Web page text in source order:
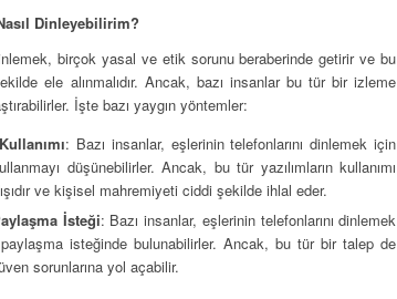
Dinleyebilirim?
birçok yasal ve etik sorunu beraberinde getirir ve bu
ele alınmalıdır. Ancak, bazı insanlar bu tür bir izleme
İşte bazı yaygın yöntemler:
: Bazı insanlar, eşlerinin telefonlarını dinlemek için
düşünebilirler. Ancak, bu tür yazılımların kullanımı
ve kişisel mahremiyeti ciddi şekilde ihlal eder.
İsteği: Bazı insanlar, eşlerinin telefonlarını dinlemek
paylaşma isteğinde bulunabilirler. Ancak, bu tür bir talep de
sorunlarına yol açabilir.